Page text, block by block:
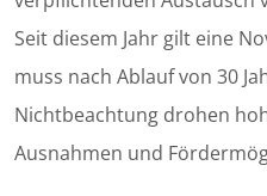
Seit diesem Jahr gilt eine
muss nach Ablauf von 30
Nichtbeachtung drohen
Ausnahmen und